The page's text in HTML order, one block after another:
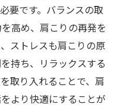
要です。バランスの取
高め、肩こりの再発を
ストレスも肩こりの原
持ち、リラックスする
取り入れることで、肩
より快適にすることが